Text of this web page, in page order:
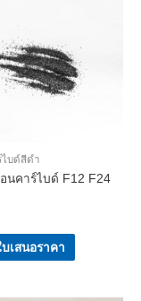
บด์สีดำ
นคาร์ไบด์ F12 F24
เสนอราคา